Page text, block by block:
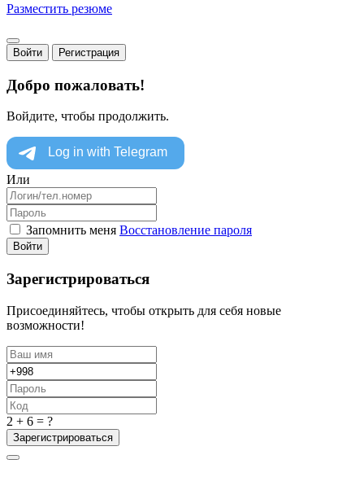
Разместить резюме
Войти Регистрация
Добро пожаловать!
Войдите, чтобы продолжить.
Или
Запомнить меня Восстановление пароля
Войти
Зарегистрироваться
Присоединяйтесь, чтобы открыть для себя новые
возможности!
2 + 6 = ?
Зарегистрироваться